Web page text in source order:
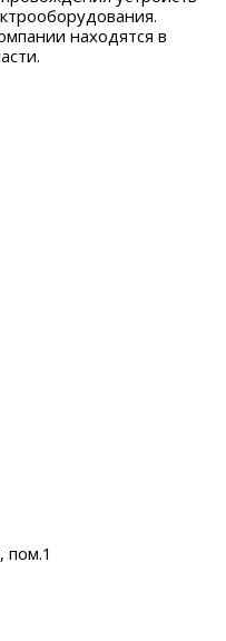
находятся в
пом.1